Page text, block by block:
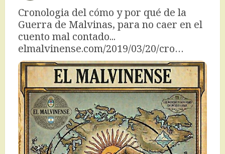
Cronologia del cómo y por qué de la
Guerra de Malvinas, para no caer en el
elmalvinense.com/2019/03/20/cro…